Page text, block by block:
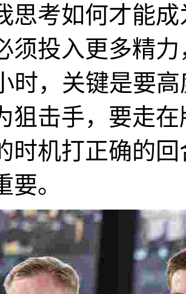
思考如何才能
须投入更多精
时，关键是要
狙击手，要走
时机打正确的
。